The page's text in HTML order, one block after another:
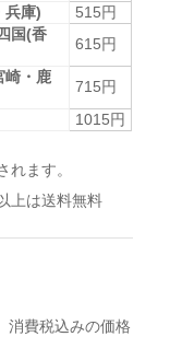
兵庫)
515円
国(香
615円
崎・鹿
715円
1015円
れます。
上は送料無料
消費税込みの価格